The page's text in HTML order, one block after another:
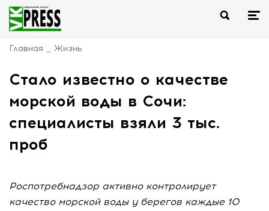
Главная Жизнь
Стало известно о качестве
морской воды в Сочи:
специалисты взяли 3 тыс.
проб
Роспотребнадзор активно контролирует
качество морской воды у берегов каждые 10